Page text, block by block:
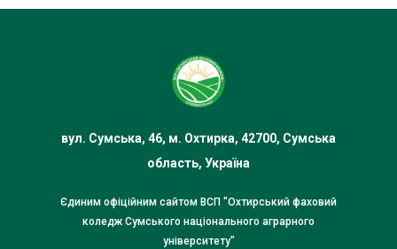
вул. Сумська, 46, м. Охтирка, 42700, Сумська
область, Україна
Єдиним офіційним сайтом ВСП "Охтирський фаховий
коледж Сумського національного аграрного
університету"